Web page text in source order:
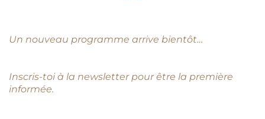
Un nouveau programme arrive bientôt…
Inscris-toi à la newsletter pour être la première
informée.